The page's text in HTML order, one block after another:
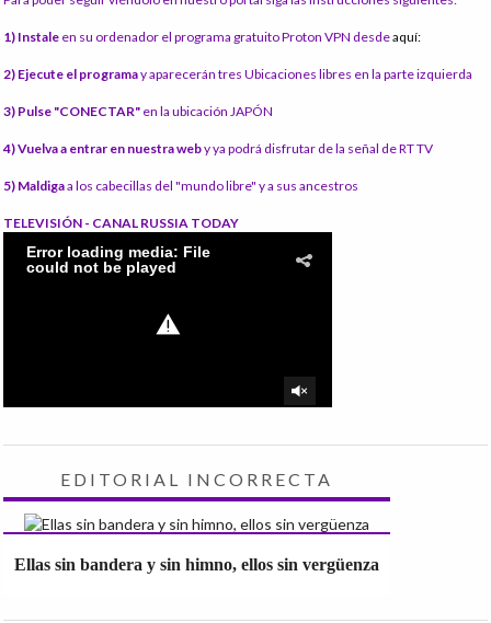
1) Instale en su ordenador el programa gratuito Proton VPN desdeaquí:
2) Ejecute el programay aparecerán tres Ubicaciones libres en la parte izquierda
3) Pulse "CONECTAR" en la ubicación JAPÓN
4) Vuelva a entrar en nuestra weby ya podrá disfrutar de la señal de RT TV
5) Maldigaa los cabecillas del "mundo libre" y a sus ancestros
TELEVISIÓN - CANAL RUSSIA TODAY
EDITORIAL INCORRECTA
Ellas sin bandera y sin himno, ellos sin vergüenza